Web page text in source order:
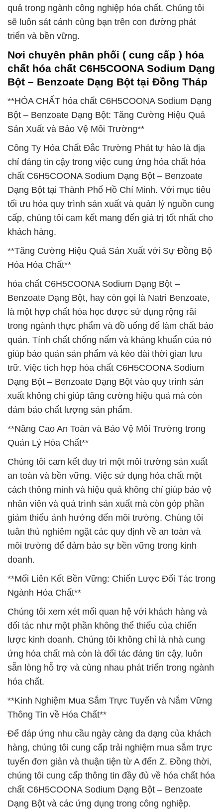
quả trong ngành công nghiệp hóa chất. Chúng tôi
sẽ luôn sát cánh cùng bạn trên con đường phát
triển và bền vững.
Nơi chuyên phân phối ( cung cấp ) hóa
chất hóa chất C6H5COONA Sodium Dạng
Bột – Benzoate Dạng Bột tại Đồng Tháp
**HÓA CHẤT hóa chất C6H5COONA Sodium Dạng
Bột – Benzoate Dạng Bột: Tăng Cường Hiệu Quả
Sản Xuất và Bảo Vệ Môi Trường**
Công Ty Hóa Chất Đắc Trường Phát tự hào là địa
chỉ đáng tin cậy trong việc cung ứng hóa chất hóa
chất C6H5COONA Sodium Dạng Bột – Benzoate
Dạng Bột tại Thành Phố Hồ Chí Minh. Với mục tiêu
tối ưu hóa quy trình sản xuất và quản lý nguồn cung
cấp, chúng tôi cam kết mang đến giá trị tốt nhất cho
khách hàng.
**Tăng Cường Hiệu Quả Sản Xuất với Sự Đồng Bộ
Hóa Hóa Chất**
hóa chất C6H5COONA Sodium Dạng Bột –
Benzoate Dạng Bột, hay còn gọi là Natri Benzoate,
là một hợp chất hóa học được sử dụng rộng rãi
trong ngành thực phẩm và đồ uống để làm chất bảo
quản. Tính chất chống nấm và kháng khuẩn của nó
giúp bảo quản sản phẩm và kéo dài thời gian lưu
trữ. Việc tích hợp hóa chất C6H5COONA Sodium
Dạng Bột – Benzoate Dạng Bột vào quy trình sản
xuất không chỉ giúp tăng cường hiệu quả mà còn
đảm bảo chất lượng sản phẩm.
**Nâng Cao An Toàn và Bảo Vệ Môi Trường trong
Quản Lý Hóa Chất**
Chúng tôi cam kết duy trì một môi trường sản xuất
an toàn và bền vững. Việc sử dụng hóa chất một
cách thông minh và hiệu quả không chỉ giúp bảo vệ
nhân viên và quá trình sản xuất mà còn góp phần
giảm thiểu ảnh hưởng đến môi trường. Chúng tôi
tuân thủ nghiêm ngặt các quy định về an toàn và
môi trường để đảm bảo sự bền vững trong kinh
doanh.
**Mối Liên Kết Bền Vững: Chiến Lược Đối Tác trong
Ngành Hóa Chất**
Chúng tôi xem xét mối quan hệ với khách hàng và
đối tác như một phần không thể thiếu của chiến
lược kinh doanh. Chúng tôi không chỉ là nhà cung
ứng hóa chất mà còn là đối tác đáng tin cậy, luôn
sẵn lòng hỗ trợ và cùng nhau phát triển trong ngành
hóa chất.
**Kinh Nghiệm Mua Sắm Trực Tuyến và Nắm Vững
Thông Tin về Hóa Chất**
Để đáp ứng nhu cầu ngày càng đa dạng của khách
hàng, chúng tôi cung cấp trải nghiệm mua sắm trực
tuyến đơn giản và thuận tiện từ A đến Z. Đồng thời,
chúng tôi cung cấp thông tin đầy đủ về hóa chất hóa
chất C6H5COONA Sodium Dạng Bột – Benzoate
Dạng Bột và các ứng dụng trong công nghiệp.